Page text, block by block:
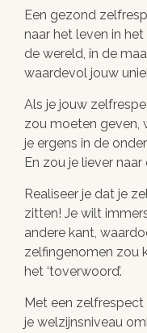
Een gezond
naar het leven in
de wereld, in de
waardevol jouw
Als je jouw
zou moeten geven,
je ergens in de
En zou je liever
Realiseer je dat je
zitten! Je wilt
andere kant,
zelfingenomen zou
het ‘toverwoord’.
Met een
je welzijnsniveau